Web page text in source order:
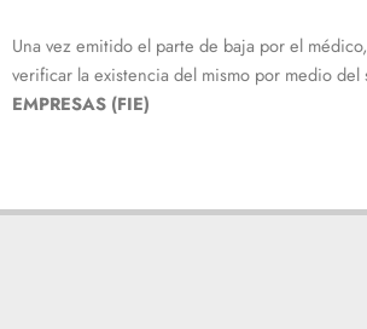
Una vez emitido el parte de baja por el
verificar la existencia del mismo por medio del
EMPRESAS (FIE)